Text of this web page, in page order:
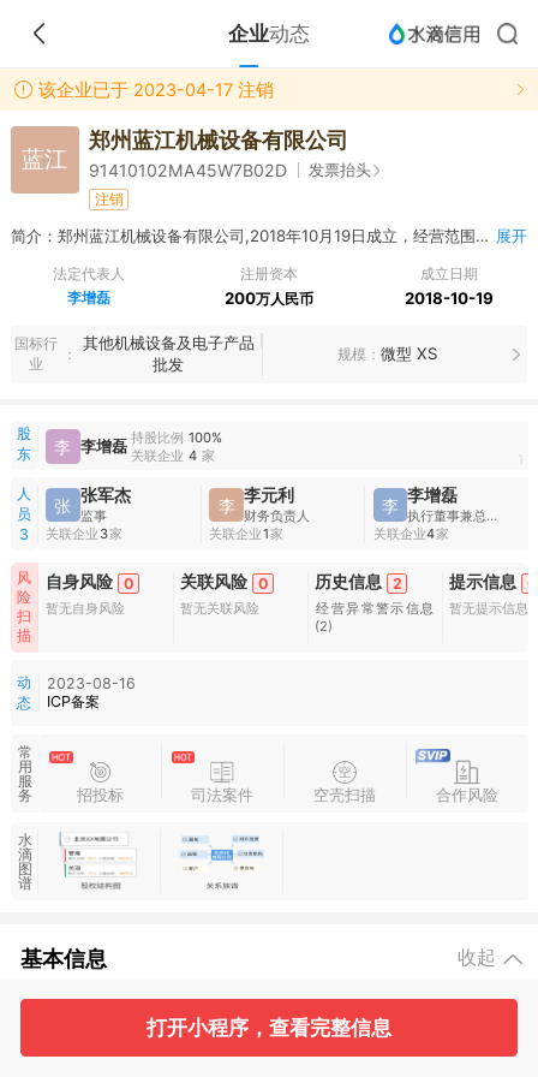
企业动态
该企业已于 2023-04-17 注销
蓝江
郑州蓝江机械设备有限公司
91410102MA45W7B02D 发票抬头
注销
简介：郑州蓝江机械设备有限公司,2018年10月19日成立，经营范围包括销售：机械设备及配件,农用机械设备及配件,机电设备及配件；货物或技术进出口；建筑机械设备、农用机械设备的研发及维护。（涉及许可经营项目，应取得相关部门许可后方可经营） 展开
法定代表人
李增磊
注册资本
200万人民币
成立日期
2018-10-19
国标行
业
其他机械设备及电子产品
批发
规模 微型 XS
股
东
李 李增磊 持股比例 100%
关联企业 4 家 1
人
员
3
张 张军杰
监事
关联企业 3家
李 李元利
财务负责人
关联企业1家
李 李增磊
执行董事兼总经理
关联企业4家
风
险
扫
描
自身风险 0
暂无自身风险
关联风险 0
暂无关联风险
历史信息 2
经营异常警示信息
(2)
提示信息 0
暂无提示信息
动
态
2023-08-16
ICP备案
常
用
服
务
招投标 司法案件 空壳扫描 合作风险
水
滴
图
谱
基本信息 收起
1 3
打开小程序，查看完整信息